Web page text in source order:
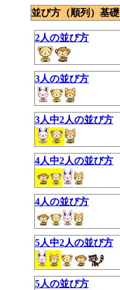
並び方（順列）基礎
2人の並び方
3人の並び方
3人中2人の並び方
4人中2人の並び方
4人の並び方
5人中2人の並び方
5人の並び方